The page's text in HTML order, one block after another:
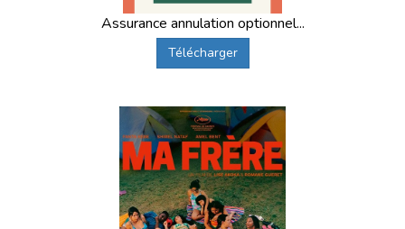
Assurance annulation optionnel...
Télécharger